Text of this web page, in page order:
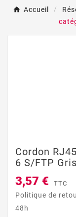
Accueil
Cordon
6 S/FTP
3,57 € TTC
Politique de
48h